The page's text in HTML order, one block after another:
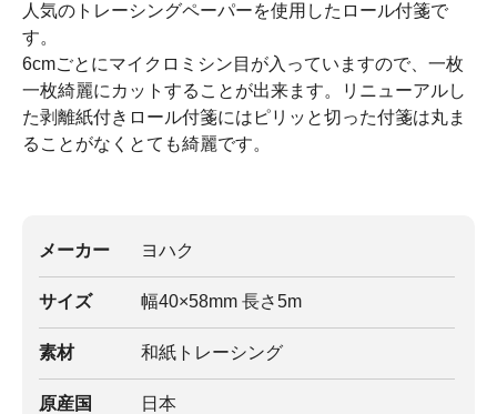
人気のトレーシングペーパーを使用したロール付箋で
す。
6cmごとにマイクロミシン目が入っていますので、一枚
一枚綺麗にカットすることが出来ます。リニューアルし
た剥離紙付きロール付箋にはピリッと切った付箋は丸ま
ることがなくとても綺麗です。
メーカー ヨハク
サイズ 幅40×58mm 長さ5m
素材 和紙トレーシング
原産国 日本